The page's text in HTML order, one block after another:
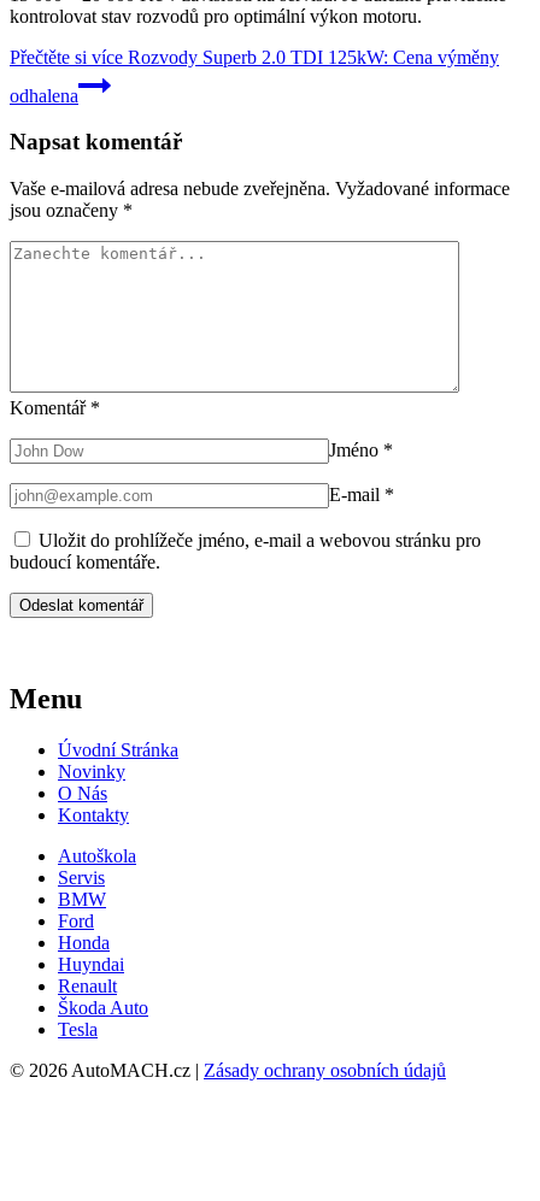
kontrolovat stav rozvodů pro optimální výkon motoru.
Přečtěte si více Rozvody Superb 2.0 TDI 125kW: Cena výměny
odhalena
Napsat komentář
Vaše e-mailová adresa nebude zveřejněna. Vyžadované informace
jsou označeny *
Komentář *
Jméno *
E-mail *
Uložit do prohlížeče jméno, e-mail a webovou stránku pro
budoucí komentáře.
Menu
Úvodní Stránka
Novinky
O Nás
Kontakty
Autoškola
Servis
BMW
Ford
Honda
Huyndai
Renault
Škoda Auto
Tesla
© 2026 AutoMACH.cz | Zásady ochrany osobních údajů